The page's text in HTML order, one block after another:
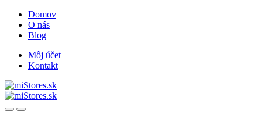
Skip
navigation
Skip
content
Domov
O nás
Blog
Môj účet
Kontakt
OpenClose